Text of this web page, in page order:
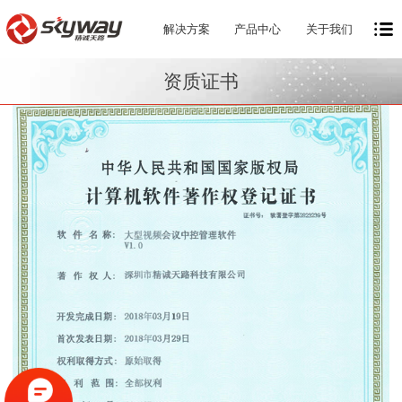
解决方案 产品中心 关于我们
资质证书